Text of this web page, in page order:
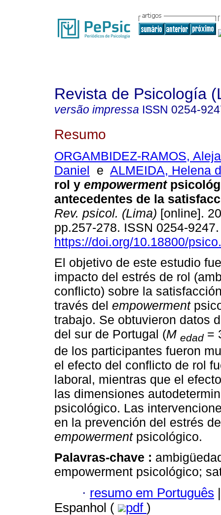
Revista de Psicología
versão impressa ISSN 0254-
Resumo
ORGAMBIDEZ-RAMOS,
Daniel e ALMEIDA, Helena
rol y empowerment
antecedentes de la
Rev. psicol. (Lima) [online].
pp.257-278. ISSN 0254-
https://doi.org/10.18800/
El objetivo de este estudio
impacto del estrés de rol
conflicto) sobre la
través del empowerment
trabajo. Se obtuvieron datos
del sur de Portugal (M edad=
de los participantes fueron
el efecto del conflicto de rol
laboral, mientras que el
las dimensiones
psicológico. Las
en la prevención del estrés
empowermentpsicológico.
Palavras-chave :
empowerment psicológico;
· resumo em Português |
Espanhol (
pdf )